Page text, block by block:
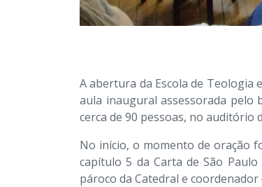
A abertura da Escola de Teologia
aula inaugural assessorada pelo
cerca de 90 pessoas, no auditório
No início, o momento de oração
capítulo 5 da Carta de São
pároco da Catedral e